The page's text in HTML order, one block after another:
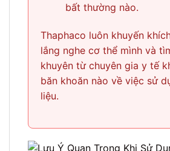
bất thường nào.
Thaphaco luôn khuyến
lắng nghe cơ thể mình và
khuyên từ chuyên gia y tế
băn khoăn nào về việc sử
liệu.